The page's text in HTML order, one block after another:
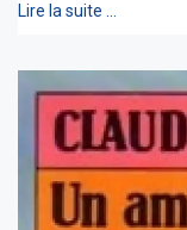
Lire la suite …